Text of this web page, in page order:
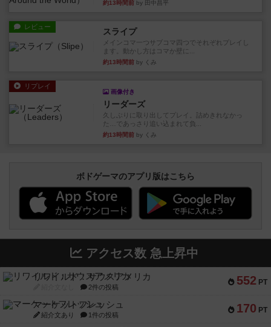
約13時間前 by 田中昌平
レビュー スライプ
メインコマ一つサブコマ四つでそれぞれプレイし
ます。動かし方はコマか壁に...
約13時間前 by くみ
リプレイ
画像付き
リーダーズ
久しぶりに取り出してプレイ。詰めきれなかっ
た…であっさり追い込まれて負...
約13時間前 by くみ
ボドゲーマのアプリ版はこちら
アクセス数 急上昇中
552 PT
リワイルド：サウスアメリカ
2件の投稿
170 PT
マーケットフレッシュ
紹介文あり 1件の投稿